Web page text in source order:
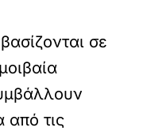
σε
από τις